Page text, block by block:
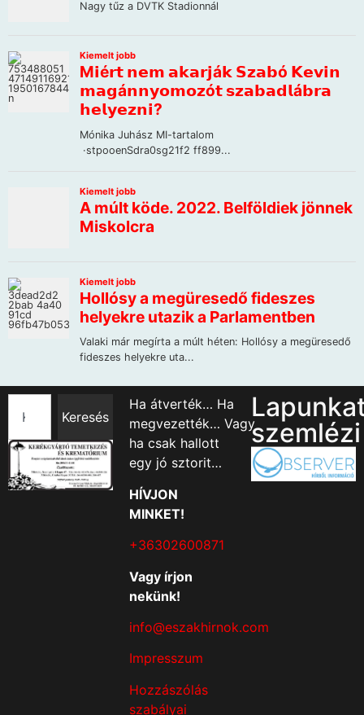
Keresés
Ha átverték… Ha
megvezették… Vagy
ha csak hallott
egy jó sztorit…
HÍVJON
MINKET!
+36302600871
Vagy írjon
nekünk!
info@eszakhirnok.com
Impresszum
Hozzászólás
szabályai
szemlézi